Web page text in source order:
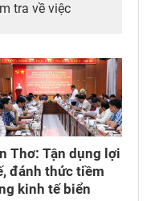
tra về việc
Thơ: Tận dụng lợi
đánh thức tiềm
kinh tế biển